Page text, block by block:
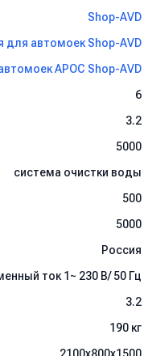
Shop-AVD
для автомоек Shop-AVD
АРОС Shop-AVD
6
3.2
5000
система очистки воды
500
5000
Россия
ток 1~ 230 В/ 50 Гц
3.2
190 кг